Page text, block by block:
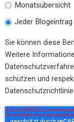
Monatsübersicht
Jeder Blogeintrag
Sie können diese
Weitere
schützen und
Datenschutzrichtlinie.